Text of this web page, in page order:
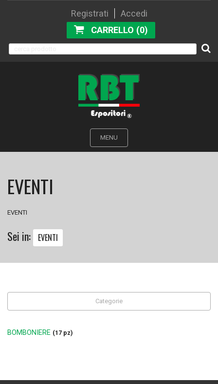
Registrati
Accedi
CARRELLO (0)
MENU
EVENTI
EVENTI
Sei in: EVENTI
Categorie
BOMBONIERE (17 pz)